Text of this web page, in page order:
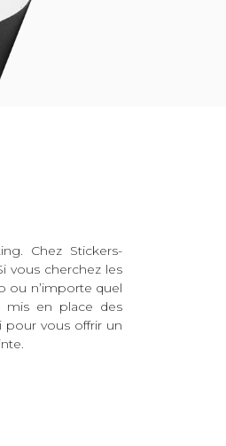
Chez Stickers-
vous cherchez les
ou n’importe quel
mis en place des
pour vous offrir un